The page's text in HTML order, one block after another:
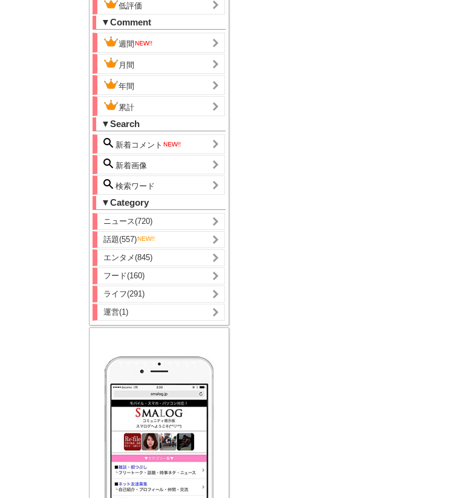
低評価
▼Comment
週間
月間
年間
累計
▼Search
新着コメント
新着画像
検索ワード
▼Category
ニュース(720)
話題(557)
エンタメ(845)
フード(160)
ライフ(291)
運営(1)